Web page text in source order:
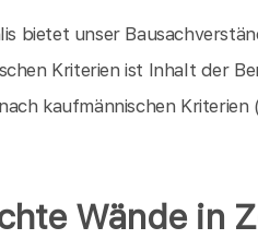
bietet unser
Kriterien ist Inhalt der
kaufmännischen
Wände in